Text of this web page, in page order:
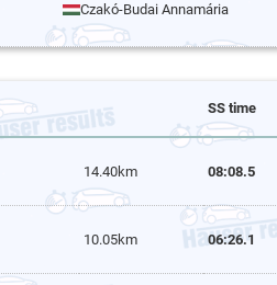
Czakó-Budai Annamária
SS time
14.40km 08:08.5
10.05km 06:26.1